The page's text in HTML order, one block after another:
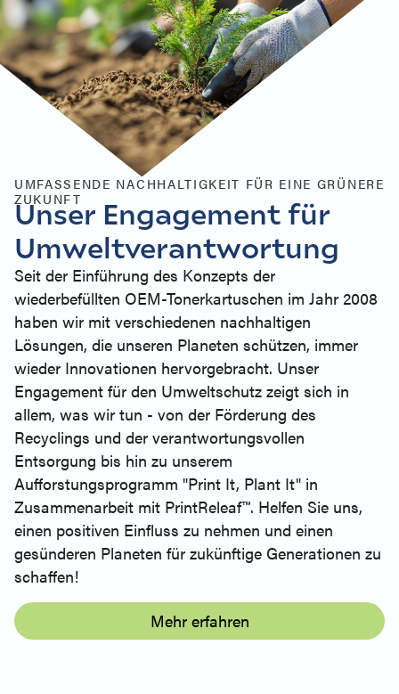
UMFASSENDE NACHHALTIGKEIT FÜR EINE GRÜNERE
ZUKUNFT
Unser Engagement für
Umweltverantwortung
Seit der Einführung des Konzepts der
wiederbefüllten OEM-Tonerkartuschen im Jahr 2008
haben wir mit verschiedenen nachhaltigen
Lösungen, die unseren Planeten schützen, immer
wieder Innovationen hervorgebracht. Unser
Engagement für den Umweltschutz zeigt sich in
allem, was wir tun - von der Förderung des
Recyclings und der verantwortungsvollen
Entsorgung bis hin zu unserem
Aufforstungsprogramm "Print It, Plant It" in
Zusammenarbeit mit PrintReleaf™. Helfen Sie uns,
einen positiven Einfluss zu nehmen und einen
gesünderen Planeten für zukünftige Generationen zu
schaffen!
Mehr erfahren